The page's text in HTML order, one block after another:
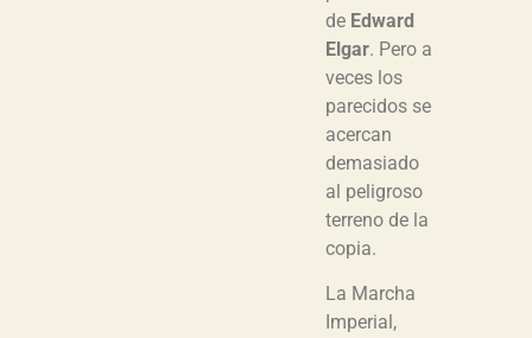
de Edward
Elgar. Pero a
veces los
parecidos se
acercan
demasiado
al peligroso
terreno de la
copia.
La Marcha
Imperial,